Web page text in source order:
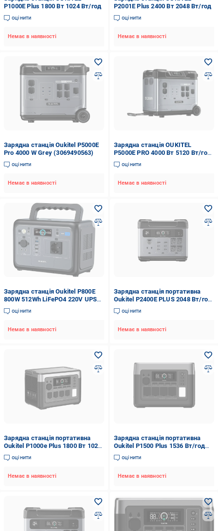
P1000E Plus 1800 Вт 1024 Вт/год
оцінити
Немає в наявності
P2001E Plus 2400 Вт 2048 Вт/год
оцінити
Немає в наявності
Зарядна станція Oukitel P5000E
Pro 4000 W Grey (3069490563)
оцінити
Немає в наявності
Зарядна станція OUKITEL
P5000E PRO 4000 Вт 5120 Вт/год
LiFePO4
оцінити
Немає в наявності
Зарядна станція Oukitel P800E
800W 512Wh LiFePO4 220V UPS
(555401)
оцінити
Немає в наявності
Зарядна станція портативна
Oukitel P2400E PLUS 2048 Вт/год
2400 Вт (200103)
оцінити
Немає в наявності
Зарядна станція портативна
Oukitel P1000e Plus 1800 Вт 1024
Вт (200103)
оцінити
Немає в наявності
Зарядна станція портативна
Oukitel P1500 Plus 1536 Вт/год
1800 Вт LiFePO4 UPS
оцінити
Немає в наявності